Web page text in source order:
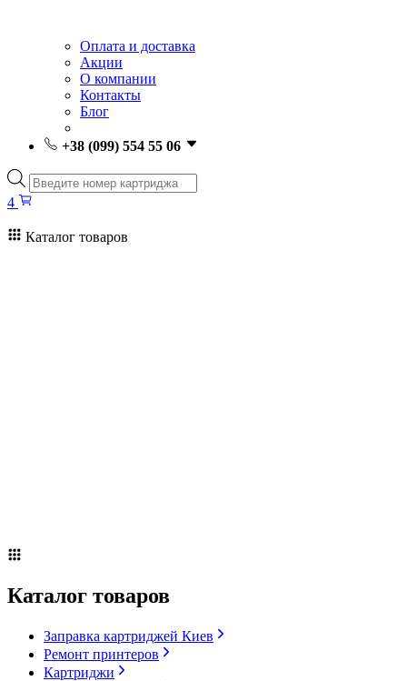
Оплата и доставка
Акции
О компании
Контакты
Блог
+38 (099) 554 55 06
Поиск
товаров
4
Каталог товаров
Каталог товаров
Заправка картриджей Киев
Ремонт принтеров
Картриджи